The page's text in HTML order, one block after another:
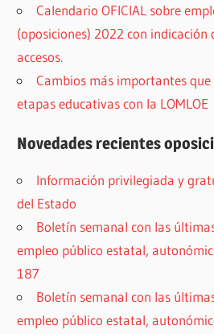
Calendario OFICIAL sobre
(oposiciones) 2022 con indicación
accesos.
Cambios más importantes
etapas educativas con la LOMLOE
Novedades recientes
Información privilegiada y
del Estado
Boletín semanal con las
empleo público estatal,
187
Boletín semanal con las
empleo público estatal,